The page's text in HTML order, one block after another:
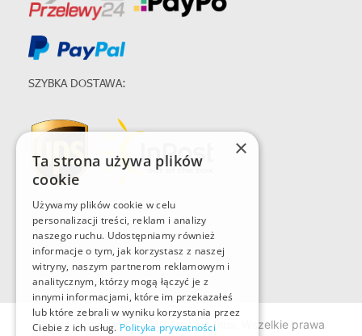
SZYBKA DOSTAWA:
Prawo autorskie © 2020 Art Line Plus. Wszelkie prawa
×
Ta strona używa plików
cookie
Używamy plików cookie w celu
personalizacji treści, reklam i analizy
naszego ruchu. Udostępniamy również
informacje o tym, jak korzystasz z naszej
witryny, naszym partnerom reklamowym i
analitycznym, którzy mogą łączyć je z
innymi informacjami, które im przekazałeś
lub które zebrali w wyniku korzystania przez
Ciebie z ich usług. Polityka prywatności